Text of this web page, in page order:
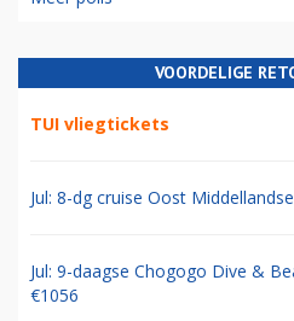
VOORDELIGE
TUI vliegtickets
Jul: 8-dg cruise Oost
Jul: 9-daagse Chogogo Dive &
€1056